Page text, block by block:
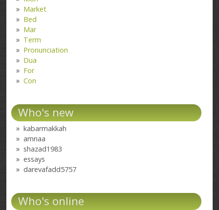
Market
Bed
Mar
Term
Pronunciation
Dua
For
Con
Who's new
kabarmakkah
amnaa
shazad1983
essays
darevafadd5757
Who's online